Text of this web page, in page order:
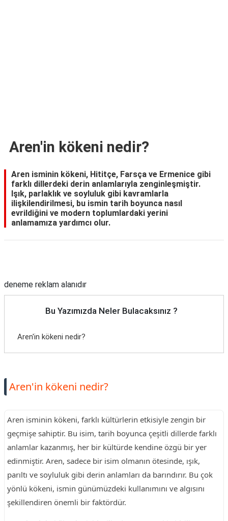
Aren'in kökeni nedir?
Aren isminin kökeni, Hititçe, Farsça ve Ermenice gibi
farklı dillerdeki derin anlamlarıyla zenginleşmiştir.
Işık, parlaklık ve soyluluk gibi kavramlarla
ilişkilendirilmesi, bu ismin tarih boyunca nasıl
evrildiğini ve modern toplumlardaki yerini
anlamamıza yardımcı olur.
deneme reklam alanıdır
Bu Yazımızda Neler Bulacaksınız ?
Aren'in kökeni nedir?
Aren'in kökeni nedir?
Aren isminin kökeni, farklı kültürlerin etkisiyle zengin bir
geçmişe sahiptir. Bu isim, tarih boyunca çeşitli dillerde farklı
anlamlar kazanmış, her bir kültürde kendine özgü bir yer
edinmiştir. Aren, sadece bir isim olmanın ötesinde, ışık,
parıltı ve soyluluk gibi derin anlamları da barındırır. Bu çok
yönlü kökeni, ismin günümüzdeki kullanımını ve algısını
şekillendiren önemli bir faktördür.